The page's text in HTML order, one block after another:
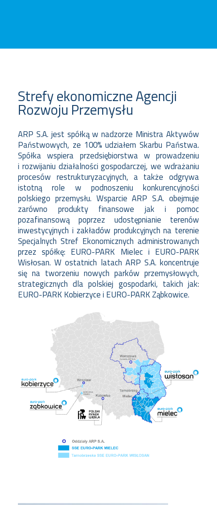
Strefy ekonomiczne Agencji
Rozwoju Przemysłu
ARP S.A. jest spółką w nadzorze Ministra Aktywów
Państwowych, ze 100% udziałem Skarbu Państwa.
Spółka wspiera przedsiębiorstwa w prowadzeniu
i rozwijaniu działalności gospodarczej, we wdrażaniu
procesów restrukturyzacyjnych, a także odgrywa
istotną role w podnoszeniu konkurencyjności
polskiego przemysłu. Wsparcie ARP S.A. obejmuje
zarówno produkty finansowe jak i pomoc
pozafinansową poprzez udostępnianie terenów
inwestycyjnych i zakładów produkcyjnych na terenie
Specjalnych Stref Ekonomicznych administrowanych
przez spółkę: EURO-PARK Mielec i EURO-PARK
Wisłosan. W ostatnich latach ARP S.A. koncentruje
się na tworzeniu nowych parków przemysłowych,
strategicznych dla polskiej gospodarki, takich jak:
EURO-PARK Kobierzyce i EURO-PARK Ząbkowice.